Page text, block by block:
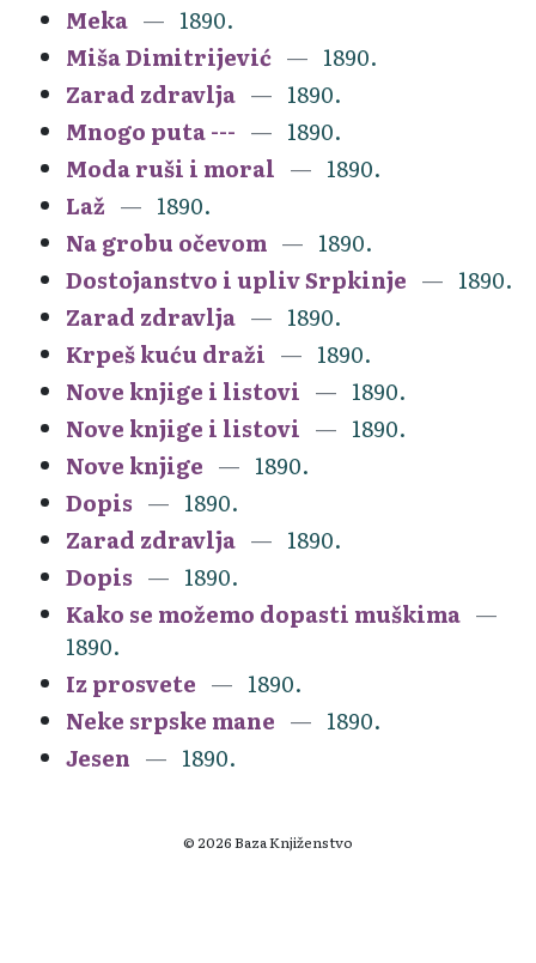
Meka
1890.
Miša Dimitrijević
1890.
Zarad zdravlja
1890.
Mnogo puta ---
1890.
Moda ruši i moral
1890.
Laž
1890.
Na grobu očevom
1890.
Dostojanstvo i upliv Srpkinje
1890.
Zarad zdravlja
1890.
Krpeš kuću draži
1890.
Nove knjige i listovi
1890.
Nove knjige i listovi
1890.
Nove knjige
1890.
Dopis
1890.
Zarad zdravlja
1890.
Dopis
1890.
Kako se možemo dopasti muškima
1890.
Iz prosvete
1890.
Neke srpske mane
1890.
Jesen
1890.
© 2026 Baza Knjiženstvo